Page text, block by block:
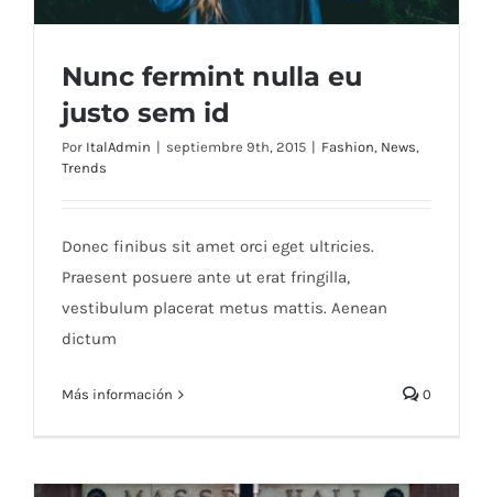
Nunc fermint nulla eu
justo sem id
Por ItalAdmin | septiembre 9th, 2015 | Fashion, News,
Trends
Donec finibus sit amet orci eget ultricies.
Praesent posuere ante ut erat fringilla,
vestibulum placerat metus mattis. Aenean
dictum
Más información 0